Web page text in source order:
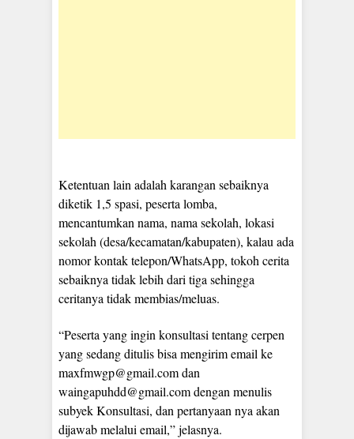
Ketentuan lain adalah karangan sebaiknya
diketik 1,5 spasi, peserta lomba,
mencantumkan nama, nama sekolah, lokasi
sekolah (desa/kecamatan/kabupaten), kalau ada
nomor kontak telepon/WhatsApp, tokoh cerita
sebaiknya tidak lebih dari tiga sehingga
ceritanya tidak membias/meluas.
“Peserta yang ingin konsultasi tentang cerpen
yang sedang ditulis bisa mengirim email ke
maxfmwgp@gmail.com dan
waingapuhdd@gmail.com dengan menulis
subyek Konsultasi, dan pertanyaan nya akan
dijawab melalui email,” jelasnya.